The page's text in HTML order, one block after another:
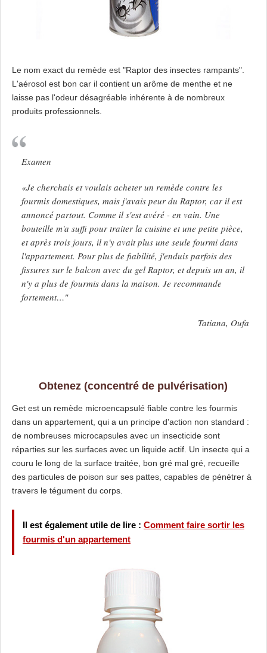
Le nom exact du remède est "Raptor des insectes rampants".
L'aérosol est bon car il contient un arôme de menthe et ne
laisse pas l'odeur désagréable inhérente à de nombreux
produits professionnels.
Examen
«Je cherchais et voulais acheter un remède contre les
fourmis domestiques, mais j'avais peur du Raptor, car il est
annoncé partout. Comme il s'est avéré - en vain. Une
bouteille m'a suffi pour traiter la cuisine et une petite pièce,
et après trois jours, il n'y avait plus une seule fourmi dans
l'appartement. Pour plus de fiabilité, j'enduis parfois des
fissures sur le balcon avec du gel Raptor, et depuis un an, il
n'y a plus de fourmis dans la maison. Je recommande
fortement…"
Tatiana, Oufa
Obtenez (concentré de pulvérisation)
Get est un remède microencapsulé fiable contre les fourmis
dans un appartement, qui a un principe d'action non standard :
de nombreuses microcapsules avec un insecticide sont
réparties sur les surfaces avec un liquide actif. Un insecte qui a
couru le long de la surface traitée, bon gré mal gré, recueille
des particules de poison sur ses pattes, capables de pénétrer à
travers le tégument du corps.
Il est également utile de lire : Comment faire sortir les
fourmis d'un appartement